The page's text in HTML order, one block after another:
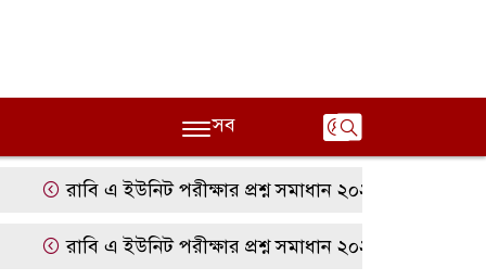
সব
রাবি এ ইউনিট পরীক্ষার প্রশ্ন সমাধান ২০২৫ | RU A Unit
রাবি এ ইউনিট পরীক্ষার প্রশ্ন সমাধান ২০২৫ | RU A Unit